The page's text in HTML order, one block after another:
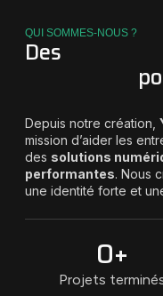
QUI SOMMES-NOUS ?
Des
Depuis notre création,
mission d’aider les
des solutions
performantes. Nous
une identité forte et
Projets
0+